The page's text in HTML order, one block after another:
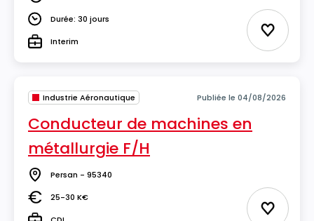
Salaire
DuréeDurée: 30 jours
TypeInterim Ajouter
Industrie Aéronautique Publiée le 04/08/2026
Conducteur de machines en
métallurgie F/H
Lieu Persan - 95340
Salaire25-30 K€
Ajouter